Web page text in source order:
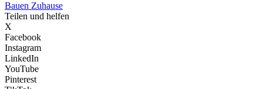
Bauen Zuhause
Teilen und helfen
X
Facebook
Instagram
LinkedIn
YouTube
Pinterest